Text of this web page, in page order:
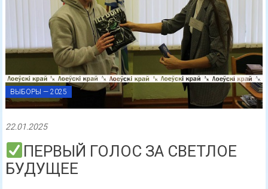
ВЫБОРЫ — 2025
22.01.2025
ПЕРВЫЙ ГОЛОС ЗА СВЕТЛОЕ
БУДУЩЕЕ